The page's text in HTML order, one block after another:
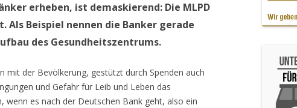
erheben, ist demaskierend: Die MLPD
Beispiel nennen die Banker gerade
des Gesundheitszentrums.
mit der Bevölkerung, gestützt durch Spenden auch
und Gefahr für Leib und Leben das
wenn es nach der Deutschen Bank geht, also ein